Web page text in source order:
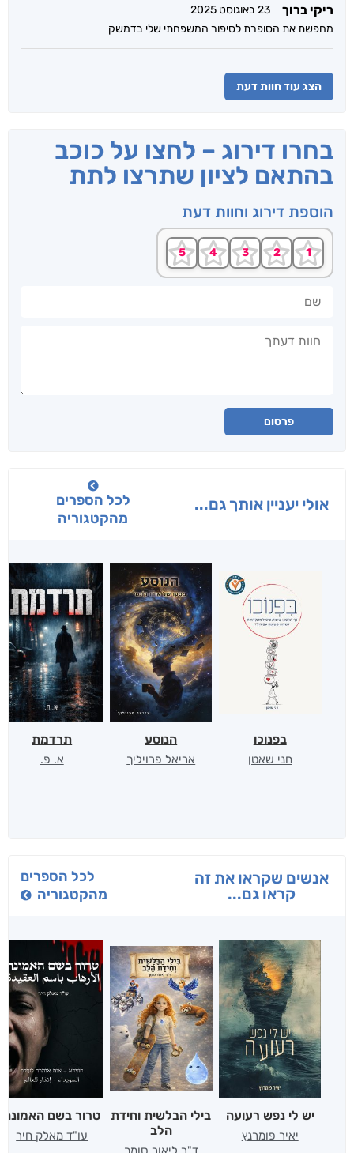
ריקי ברוך
23 באוגוסט 2025
מחפשת את הסופרת לסיפור המשפחתי שלי בדמשק
הצג עוד חוות דעת
בחרו דירוג – לחצו על כוכב
בהתאם לציון שתרצו לתת
הוספת דירוג וחוות דעת
פרסום
אולי יעניין אותך גם...
לכל הספרים
מהקטגוריה
בפנוכו
חני שאטן
הנוסע
אריאל פרויליך
תרדמת
א. פ.
אנשים שקראו את זה
קראו גם...
לכל הספרים
מהקטגוריה
יש לי נפש רעועה
יאיר פומרנץ
בילי הבלשית וחידת
הלב
טרור בשם האמונה
עו"ד מאלק חיר